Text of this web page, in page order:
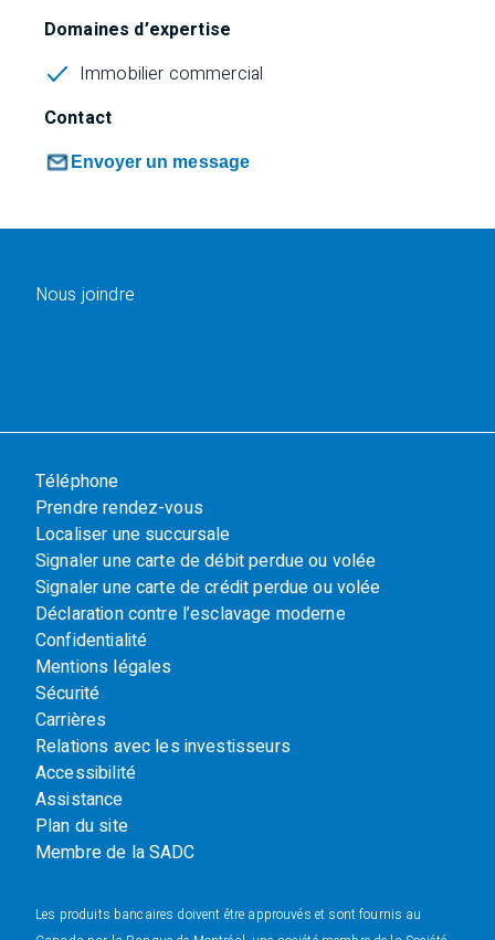
Domaines d’expertise
Immobilier commercial
Contact
Envoyer un message
Nous joindre
Téléphone
Prendre rendez-vous
Localiser une succursale
Signaler une carte de débit perdue ou volée
Signaler une carte de crédit perdue ou volée
Déclaration contre l’esclavage moderne
Confidentialité
Mentions légales
Sécurité
Carrières
Relations avec les investisseurs
Accessibilité
Assistance
Plan du site
Membre de la SADC
Les produits bancaires doivent être approuvés et sont fournis au